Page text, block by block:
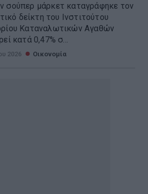
σούπερ μάρκετ καταγράφηκε τον
δείκτη του Ινστιτούτου
Καταναλωτικών Αγαθών
κατά 0,47% σ...
2026 Οικονομία